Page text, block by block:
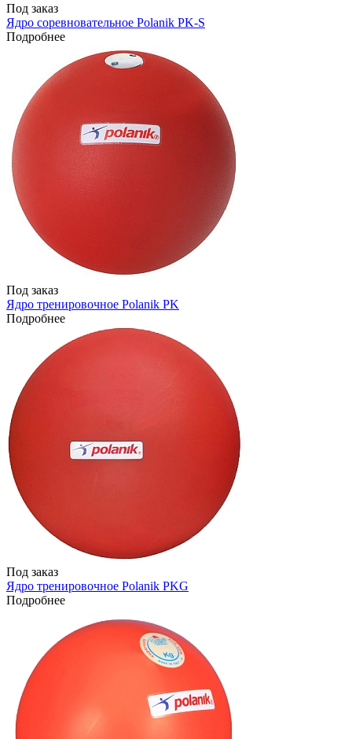
Под заказ
Ядро соревновательное Polanik PK-S
Подробнее
Под заказ
Ядро тренировочное Polanik PK
Подробнее
Под заказ
Ядро тренировочное Polanik PKG
Подробнее